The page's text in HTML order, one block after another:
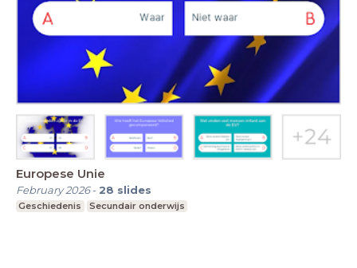
Europese Unie
February 2026- 28 slides
Geschiedenis Secundair onderwijs